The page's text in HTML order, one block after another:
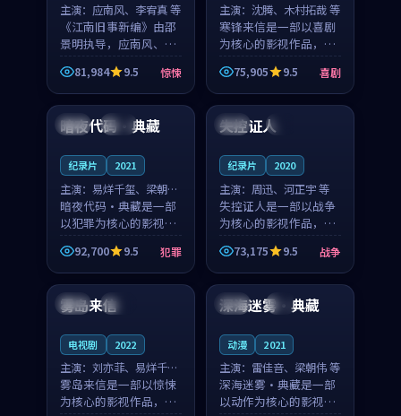
主演： 应南风、李宥真 等
《江南旧事新编》由邵
景明执导，应南风、李
宥真领衔主演，是一部
2018年上映的日本惊悚
综艺。影片以邻里温情
遇到告别都浸着真实
81,984 9.5 惊悚
主演： 沈腾、木村拓哉 等
寒锋来信是一部以喜剧
为核心的影视作品，围
绕危机、反转与人物成
长展开，整体节奏紧
凑，值得推荐观看。
75,905 9.5 喜剧
韩国 高分
暗夜代码·典藏
纪录片 2021
主演： 易烊千玺、梁朝伟
等
暗夜代码·典藏是一部
以犯罪为核心的影视作
品，围绕危机、反转与
人物成长展开，整体节
奏紧凑，值得推荐观
看。
92,700 9.5 犯罪
中国
失控证人
纪录片 2020
主演： 周迅、河正宇 等
失控证人是一部以战争
为核心的影视作品，围
绕危机、反转与人物成
长展开，整体节奏紧
凑，值得推荐观看。
73,175 9.5 战争
日本 院线
雾岛来信
电视剧 2022
主演： 刘亦菲、易烊千玺
等
雾岛来信是一部以惊悚
为核心的影视作品，围
韩国 4K
深海迷雾·典藏
动漫 2021
主演： 雷佳音、梁朝伟 等
深海迷雾·典藏是一部
以动作为核心的影视作